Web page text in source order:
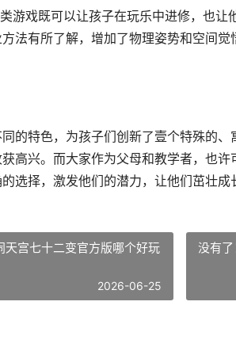
游戏既可以让孩子在玩乐中进修，也
法有所了解，增加了物理姿势和空间
的特色，为孩子们创新了壹个特殊的
高兴。而大家作为父母和教学者，也
选择，激发他们的潜力，让他们茁壮成
天宫七十二变官方版哪个好玩
2026-06-25
没有了